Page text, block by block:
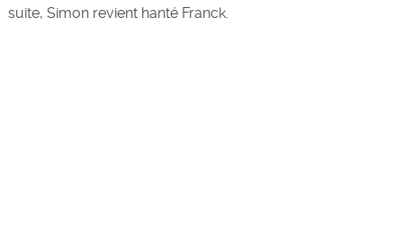
suite, Simon revient hanté Franck.